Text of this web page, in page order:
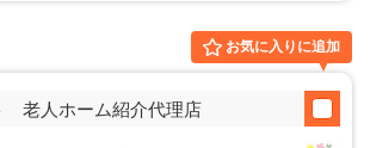
お気に入りに追加
老人ホーム紹介代理店